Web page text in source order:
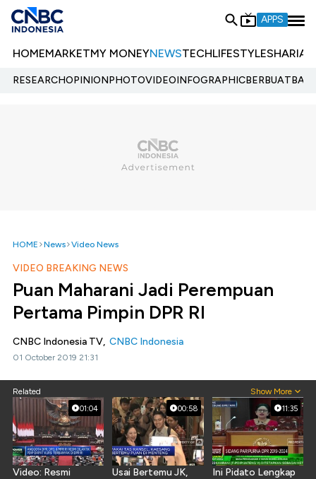
APPS
HOMEMARKETMY MONEYNEWSTECHLIFESTYLESHARIA
RESEARCHOPINIONPHOTOVIDEOINFOGRAPHIC
HOME News Video News
VIDEO BREAKING NEWS
Puan Maharani Jadi Perempuan
Pertama Pimpin DPR RI
CNBC Indonesia TV, CNBC Indonesia
01 October 2019 21:31
Related Show More
01:04
Video: Resmi
00:58
Usai Bertemu JK,
11:35
Ini Pidato Lengkap